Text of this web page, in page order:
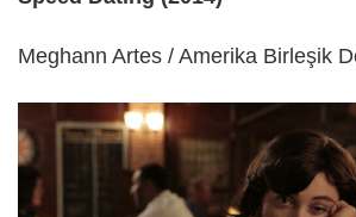
Meghann Artes / Amerika Birleşik